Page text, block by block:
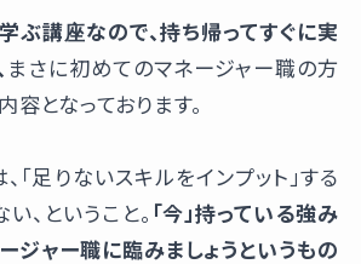
学ぶ講座なので、持ち帰ってすぐに実
まさに初めてのマネージャー職の方
容となっております。
「足りないスキルをインプット」する
、ということ。 「今」持っている強み
ジャー職に臨みましょうというもの